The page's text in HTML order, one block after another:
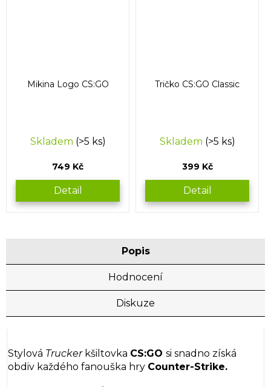
Mikina Logo CS:GO
Skladem (>5 ks)
749 Kč
Detail
Tričko CS:GO Classic
Skladem (>5 ks)
399 Kč
Detail
Popis
Hodnocení
Diskuze
Stylová Trucker kšiltovka CS:GO si snadno získá
obdiv každého fanouška hry Counter-Strike.